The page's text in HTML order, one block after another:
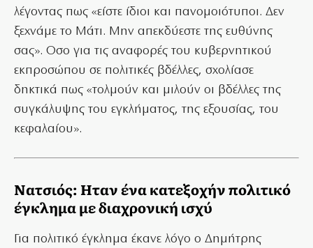
λέγοντας πως «είστε ίδιοι και πανομοιότυποι. Δεν
ξεχνάμε το Μάτι. Μην απεκδύεστε της ευθύνης
σας». Οσο για τις αναφορές του κυβερνητικού
εκπροσώπου σε πολιτικές βδέλλες, σχολίασε
δηκτικά πως «τολμούν και μιλούν οι βδέλλες της
συγκάλυψης του εγκλήματος, της εξουσίας, του
κεφαλαίου».
Νατσιός: Hταν ένα κατεξοχήν πολιτικό
έγκλημα με διαχρονική ισχύ
Για πολιτικό έγκλημα έκανε λόγο ο Δημήτρης